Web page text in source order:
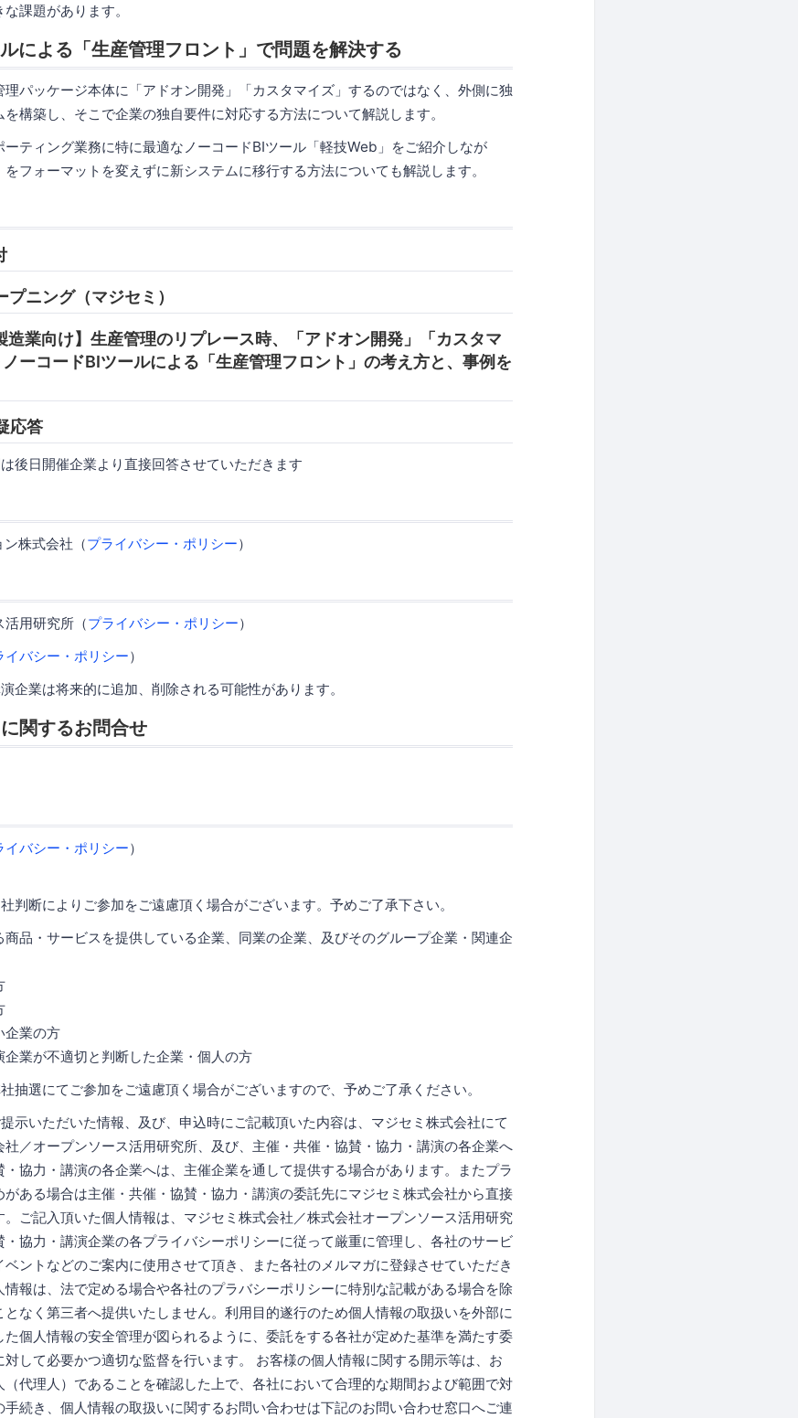
課題があります。
による「生産管理フロント」で問題を解決する
パッケージ本体に「アドオン開発」「カスタマイズ」するのではなく、外側に独
構築し、そこで企業の独自要件に対応する方法について解説します。
ーティング業務に特に最適なノーコードBIツール「軽技Web」をご紹介しなが
フォーマットを変えずに新システムに移行する方法についても解説します。
ニング（マジセミ）
業向け】生産管理のリプレース時、「アドオン開発」「カスタマ
ーコードBIツールによる「生産管理フロント」の考え方と、事例を
応答
後日開催企業より直接回答させていただきます
株式会社（プライバシー・ポリシー）
用研究所（プライバシー・ポリシー）
イバシー・ポリシー）
企業は将来的に追加、削除される可能性があります。
関するお問合せ
イバシー・ポリシー）
判断によりご参加をご遠慮頂く場合がございます。予めご了承下さい。
商品・サービスを提供している企業、同業の企業、及びそのグループ企業・関連企
企業の方
企業が不適切と判断した企業・個人の方
抽選にてご参加をご遠慮頂く場合がございますので、予めご了承ください。
示いただいた情報、及び、申込時にご記載頂いた内容は、マジセミ株式会社にて
／オープンソース活用研究所、及び、主催・共催・協賛・協力・講演の各企業へ
協力・講演の各企業へは、主催企業を通して提供する場合があります。またプラ
ある場合は主催・共催・協賛・協力・講演の委託先にマジセミ株式会社から直接
ご記入頂いた個人情報は、マジセミ株式会社／株式会社オープンソース活用研究
・協力・講演企業の各プライバシーポリシーに従って厳重に管理し、各社のサービ
ントなどのご案内に使用させて頂き、また各社のメルマガに登録させていただき
情報は、法で定める場合や各社のプラバシーポリシーに特別な記載がある場合を除
となく第三者へ提供いたしません。利用目的遂行のため個人情報の取扱いを外部に
個人情報の安全管理が図られるように、委託をする各社が定めた基準を満たす委
して必要かつ適切な監督を行います。 お客様の個人情報に関する開示等は、お
代理人）であることを確認した上で、各社において合理的な期間および範囲で対
続き、個人情報の取扱いに関するお問い合わせは下記のお問い合わせ窓口へご連